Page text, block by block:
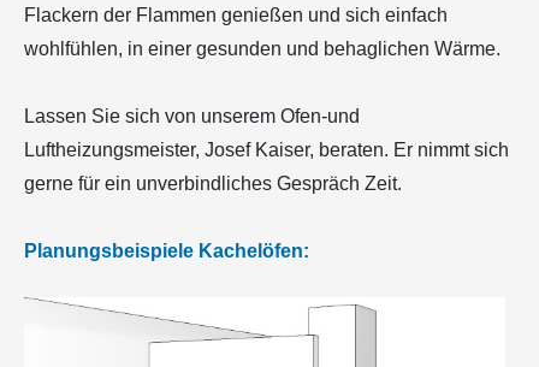
Flackern der Flammen genießen und sich einfach
wohlfühlen, in einer gesunden und behaglichen Wärme.
Lassen Sie sich von unserem Ofen-und
Luftheizungsmeister, Josef Kaiser, beraten. Er nimmt sich
gerne für ein unverbindliches Gespräch Zeit.
Planungsbeispiele Kachelöfen: